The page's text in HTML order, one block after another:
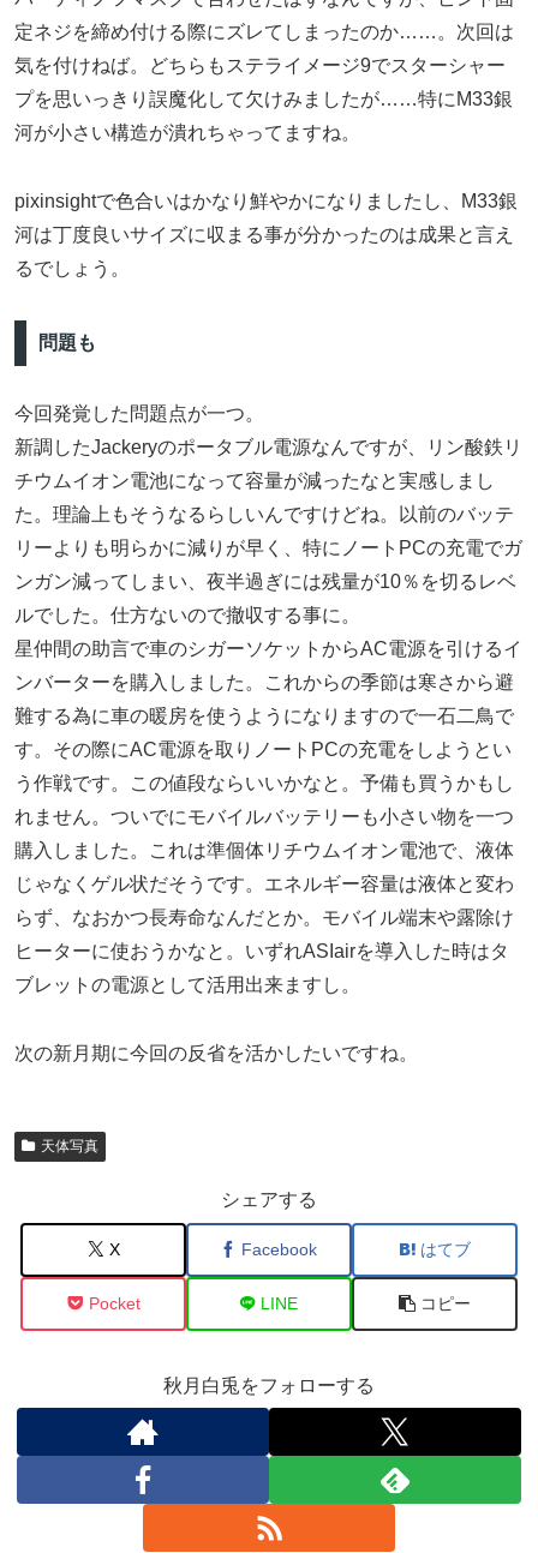
定ネジを締め付ける際にズレてしまったのか……。次回は
気を付けねば。どちらもステライメージ9でスターシャー
プを思いっきり誤魔化して欠けみましたが……特にM33銀
河が小さい構造が潰れちゃってますね。
pixinsightで色合いはかなり鮮やかになりましたし、M33銀
河は丁度良いサイズに収まる事が分かったのは成果と言え
るでしょう。
問題も
今回発覚した問題点が一つ。
新調したJackeryのポータブル電源なんですが、リン酸鉄リ
チウムイオン電池になって容量が減ったなと実感しまし
た。理論上もそうなるらしいんですけどね。以前のバッテ
リーよりも明らかに減りが早く、特にノートPCの充電でガ
ンガン減ってしまい、夜半過ぎには残量が10％を切るレベ
ルでした。仕方ないので撤収する事に。
星仲間の助言で車のシガーソケットからAC電源を引けるイ
ンバーターを購入しました。これからの季節は寒さから避
難する為に車の暖房を使うようになりますので一石二鳥で
す。その際にAC電源を取りノートPCの充電をしようとい
う作戦です。この値段ならいいかなと。予備も買うかもし
れません。ついでにモバイルバッテリーも小さい物を一つ
購入しました。これは準個体リチウムイオン電池で、液体
じゃなくゲル状だそうです。エネルギー容量は液体と変わ
らず、なおかつ長寿命なんだとか。モバイル端末や露除け
ヒーターに使おうかなと。いずれASIairを導入した時はタ
ブレットの電源として活用出来ますし。
次の新月期に今回の反省を活かしたいですね。
天体写真
シェアする
X Facebook はてブ
Pocket LINE コピー
秋月白兎をフォローする